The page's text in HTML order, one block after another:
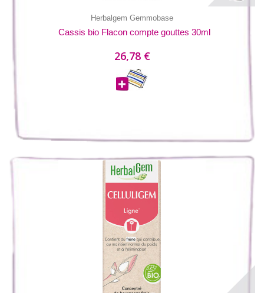
Herbalgem Gemmobase
Cassis bio Flacon compte gouttes 30ml
26,78 €